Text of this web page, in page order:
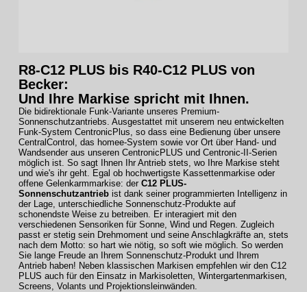
R8-C12 PLUS bis R40-C12 PLUS von
Becker:
Und Ihre Markise spricht mit Ihnen.
Die bidirektionale Funk-Variante unseres Premium-
Sonnenschutzantriebs. Ausgestattet mit unserem neu entwickelten
Funk-System CentronicPlus, so dass eine Bedienung über unsere
CentralControl, das homee-System sowie vor Ort über Hand- und
Wandsender aus unseren CentronicPLUS und Centronic-II-Serien
möglich ist. So sagt Ihnen Ihr Antrieb stets, wo Ihre Markise steht
und wie's ihr geht. Egal ob hochwertigste Kassettenmarkise oder
offene Gelenkarmmarkise: der C12 PLUS-
Sonnenschutzantrieb ist dank seiner programmierten Intelligenz in
der Lage, unterschiedliche Sonnenschutz-Produkte auf
schonendste Weise zu betreiben. Er interagiert mit den
verschiedenen Sensoriken für Sonne, Wind und Regen. Zugleich
passt er stetig sein Drehmoment und seine Anschlagkräfte an, stets
nach dem Motto: so hart wie nötig, so soft wie möglich. So werden
Sie lange Freude an Ihrem Sonnenschutz-Produkt und Ihrem
Antrieb haben! Neben klassischen Markisen empfehlen wir den C12
PLUS auch für den Einsatz in Markisoletten, Wintergartenmarkisen,
Screens, Volants und Projektionsleinwänden.